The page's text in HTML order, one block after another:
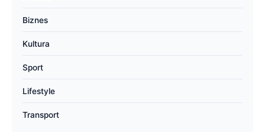
Biznes
Kultura
Sport
Lifestyle
Transport